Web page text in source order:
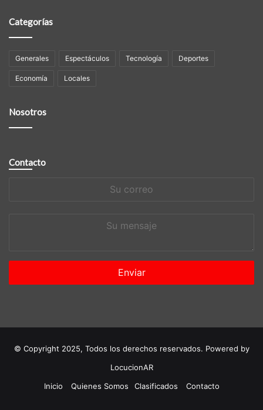
Categorías
Generales Espectáculos Tecnología Deportes
Economía Locales
Nosotros
Contacto
© Copyright 2025, Todos los derechos reservados. Powered by
LocucionAR
Inicio
Quienes Somos Clasificados Contacto